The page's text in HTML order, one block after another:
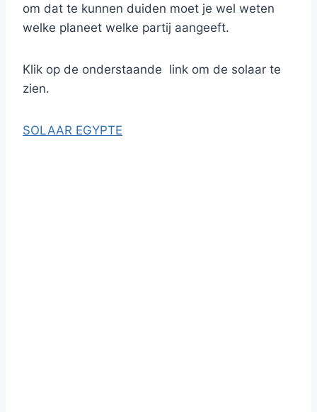
om dat te kunnen duiden moet je wel weten
welke planeet welke partij aangeeft.
Klik op de onderstaande link om de solaar te
zien.
SOLAAR EGYPTE